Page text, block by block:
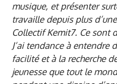
musique, et présenter
travaille depuis plus
Collectif Kemit7. Ce sont
J’ai tendance à entendre
facilité et à la recherche
jeunesse que tout le